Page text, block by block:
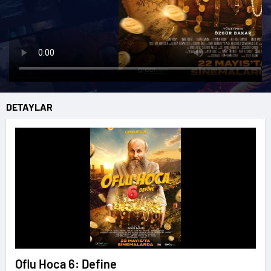
DETAYLAR
Oflu Hoca 6: Define